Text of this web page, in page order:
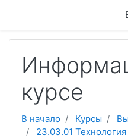
курсе
В начало Курсы
23.03.01